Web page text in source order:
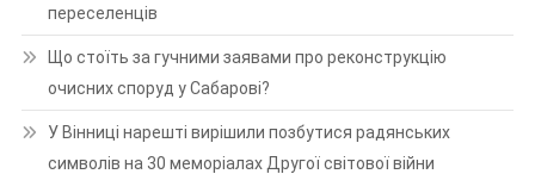
переселенців
Що стоїть за гучними заявами про реконструкцію
очисних споруд у Сабарові?
У Вінниці нарешті вирішили позбутися радянських
символів на 30 меморіалах Другої світової війни